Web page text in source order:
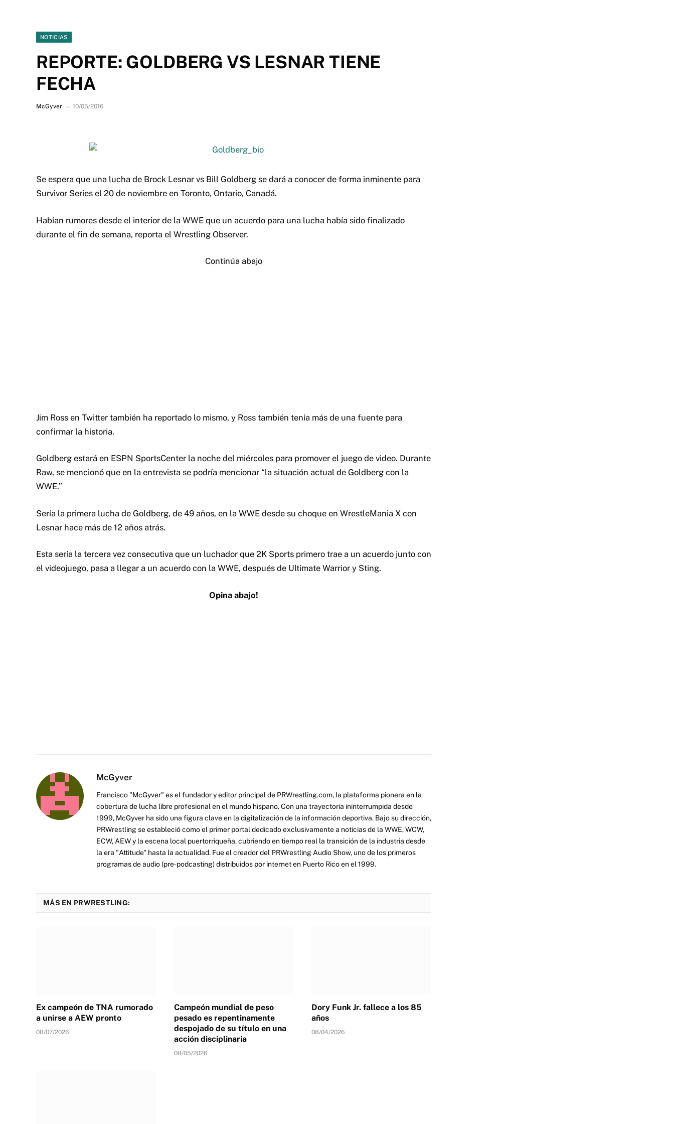
NOTICIAS
REPORTE: GOLDBERG VS LESNAR TIENE
FECHA
McGyver 10/05/2016
Se espera que una lucha de Brock Lesnar vs Bill Goldberg se dará a conocer de forma inminente para
Survivor Series el 20 de noviembre en Toronto, Ontario, Canadá.
Habían rumores desde el interior de la WWE que un acuerdo para una lucha había sido finalizado
durante el fin de semana, reporta el Wrestling Observer.
Continúa abajo
Jim Ross en Twitter también ha reportado lo mismo, y Ross también tenía más de una fuente para
confirmar la historia.
Goldberg estará en ESPN SportsCenter la noche del miércoles para promover el juego de video. Durante
Raw, se mencionó que en la entrevista se podría mencionar “la situación actual de Goldberg con la
WWE.”
Sería la primera lucha de Goldberg, de 49 años, en la WWE desde su choque en WrestleMania X con
Lesnar hace más de 12 años atrás.
Esta sería la tercera vez consecutiva que un luchador que 2K Sports primero trae a un acuerdo junto con
el videojuego, pasa a llegar a un acuerdo con la WWE, después de Ultimate Warrior y Sting.
Opina abajo!
McGyver
Francisco "McGyver" es el fundador y editor principal de PRWrestling.com, la plataforma pionera en la
cobertura de lucha libre profesional en el mundo hispano. Con una trayectoria ininterrumpida desde
1999, McGyver ha sido una figura clave en la digitalización de la información deportiva. Bajo su dirección,
PRWrestling se estableció como el primer portal dedicado exclusivamente a noticias de la WWE, WCW,
ECW, AEW y la escena local puertorriqueña, cubriendo en tiempo real la transición de la industria desde
la era "Attitude" hasta la actualidad. Fue el creador del PRWrestling Audio Show, uno de los primeros
programas de audio (pre-podcasting) distribuidos por internet en Puerto Rico en el 1999.
MÁS EN PRWRESTLING:
Ex campeón de TNA rumorado
a unirse a AEW pronto
08/07/2026
Campeón mundial de peso
pesado es repentinamente
despojado de su título en una
acción disciplinaria
08/05/2026
Dory Funk Jr. fallece a los 85
años
08/04/2026